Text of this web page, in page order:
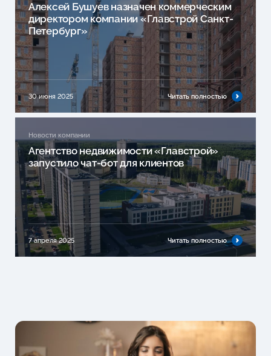
Алексей Бушуев назначен коммерческим
директором компании «Главстрой Санкт-
Петербург»
30 июня 2025 Читать полностью
Новости компании
Агентство недвижимости «Главстрой»
запустило чат-бот для клиентов
7 апреля 2025 Читать полностью